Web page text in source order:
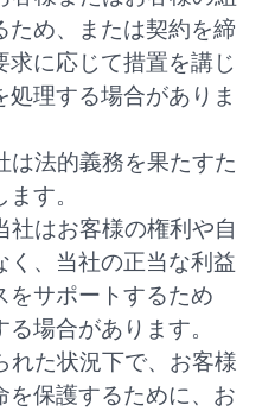
め、または契約を締
に応じて措置を講じ
理する場合がありま
は法的義務を果たすた
す。
社はお客様の権利や自
く、当社の正当な利益
をサポートするため
場合があります。
れた状況下で、お客様
保護するために、お